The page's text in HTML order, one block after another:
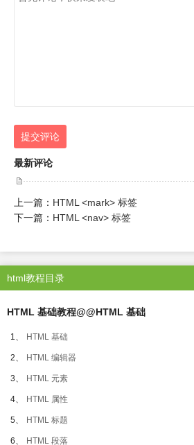
提交评论
最新评论
上一篇： HTML <mark> 标签
下一篇： HTML <nav> 标签
html教程目录
HTML 基础教程@@HTML 基础
1、 HTML 基础
2、 HTML 编辑器
3、 HTML 元素
4、 HTML 属性
5、 HTML 标题
6、 HTML 段落